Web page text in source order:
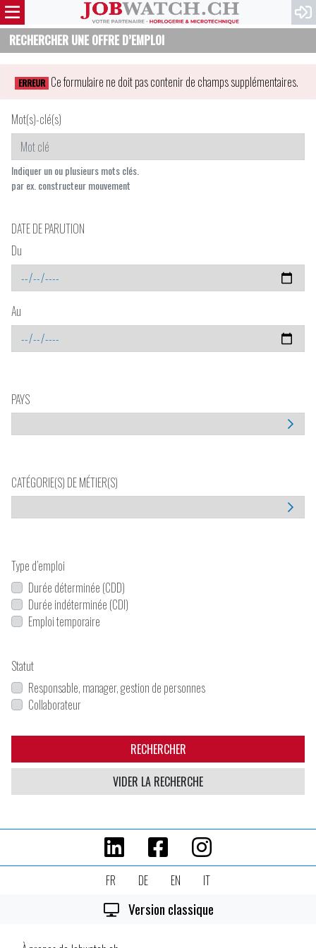
RECHERCHER UNE OFFRE D’EMPLOI
ERREUR Ce formulaire ne doit pas contenir de champs supplémentaires.
Mot(s)-clé(s)
Indiquer un ou plusieurs mots clés.
par ex. constructeur mouvement
DATE DE PARUTION
Du
Au
PAYS
CATÉGORIE(S) DE MÉTIER(S)
Type d’emploi
Durée déterminée (CDD)
Durée indéterminée (CDI)
Emploi temporaire
Statut
Responsable, manager, gestion de personnes
Collaborateur
RECHERCHER
VIDER LA RECHERCHE
FR DE EN IT
Version classique